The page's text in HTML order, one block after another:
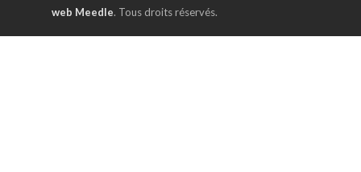
web Meedle. Tous droits réservés.